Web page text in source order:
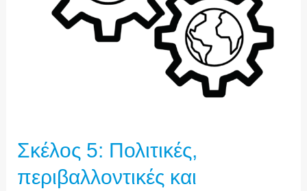
Σκέλος 5: Πολιτικές,
περιβαλλοντικές και